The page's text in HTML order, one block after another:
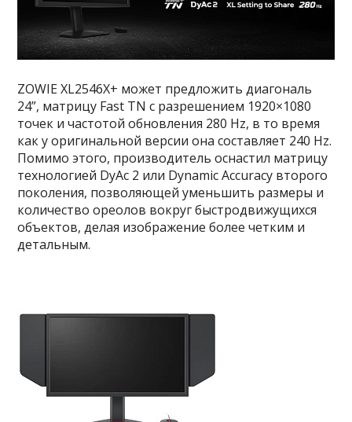
ZOWIE XL2546X+ может предложить диагональ
24”, матрицу Fast TN с разрешением 1920×1080
точек и частотой обновления 280 Hz, в то время
как у оригинальной версии она составляет 240 Hz.
Помимо этого, производитель оснастил матрицу
технологией DyAc 2 или Dynamic Accuracy второго
поколения, позволяющей уменьшить размеры и
количество ореолов вокруг быстродвижущихся
объектов, делая изображение более четким и
детальным.